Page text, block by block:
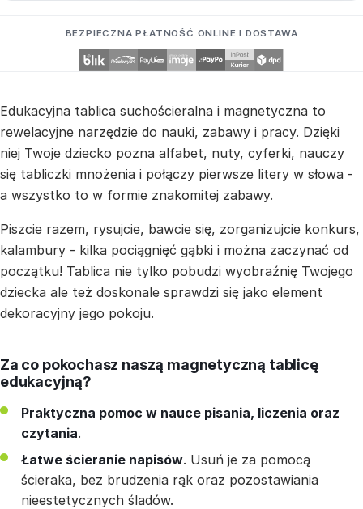
BEZPIECZNA PŁATNOŚĆ ONLINE I DOSTAWA
Edukacyjna tablica suchościeralna i magnetyczna to
rewelacyjne narzędzie do nauki, zabawy i pracy. Dzięki
niej Twoje dziecko pozna alfabet, nuty, cyferki, nauczy
się tabliczki mnożenia i połączy pierwsze litery w słowa -
a wszystko to w formie znakomitej zabawy.
Piszcie razem, rysujcie, bawcie się, zorganizujcie konkurs,
kalambury - kilka pociągnięć gąbki i można zaczynać od
początku! Tablica nie tylko pobudzi wyobraźnię Twojego
dziecka ale też doskonale sprawdzi się jako element
dekoracyjny jego pokoju.
Za co pokochasz naszą magnetyczną tablicę
edukacyjną?
Praktyczna pomoc w nauce pisania, liczenia oraz
czytania.
Łatwe ścieranie napisów. Usuń je za pomocą
ścieraka, bez brudzenia rąk oraz pozostawiania
nieestetycznych śladów.